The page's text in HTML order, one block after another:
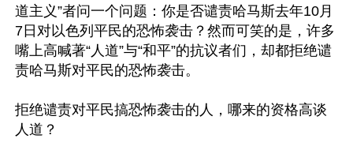
道主义”者问一个问题：你是否谴责哈马斯去年10月
7日对以色列平民的恐怖袭击？然而可笑的是，许多
嘴上高喊著“人道”与“和平”的抗议者们，却都拒绝谴
责哈马斯对平民的恐怖袭击。
拒绝谴责对平民搞恐怖袭击的人，哪来的资格高谈
人道？